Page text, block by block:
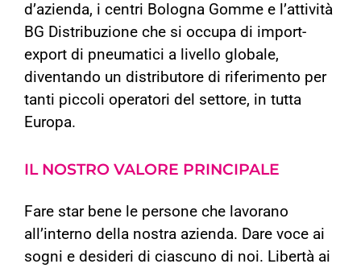
d’azienda, i centri Bologna Gomme e l’attività
BG Distribuzione che si occupa di import-
export di pneumatici a livello globale,
diventando un distributore di riferimento per
tanti piccoli operatori del settore, in tutta
Europa.
IL NOSTRO VALORE PRINCIPALE
Fare star bene le persone che lavorano
all’interno della nostra azienda. Dare voce ai
sogni e desideri di ciascuno di noi. Libertà ai